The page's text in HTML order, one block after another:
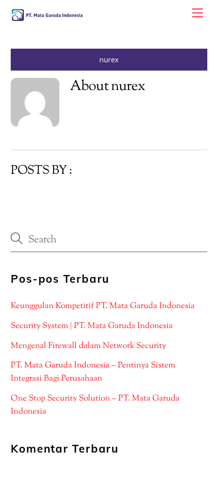
Skip
nurex
Aboutnurex
POSTS BY :
Pos-pos Terbaru
Keunggulan Kompetitif PT. Mata Garuda Indonesia
Security System | PT. Mata Garuda Indonesia
Mengenal Firewall dalam Network Security
PT. Mata Garuda Indonesia – Pentinya Sistem
Integrasi Bagi Perusahaan
One Stop Security Solution – PT. Mata Garuda
Indonesia
Komentar Terbaru